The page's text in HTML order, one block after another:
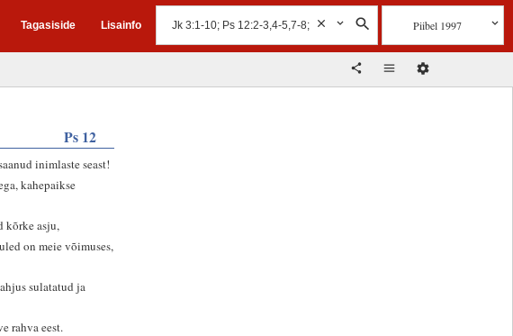
Tagasiside Lisainfo Piibel 1997
Ps 12
inimlaste seast!
kahepaikse
kõrke asju,
on meie võimuses,
sulatatud ja
rahva eest.